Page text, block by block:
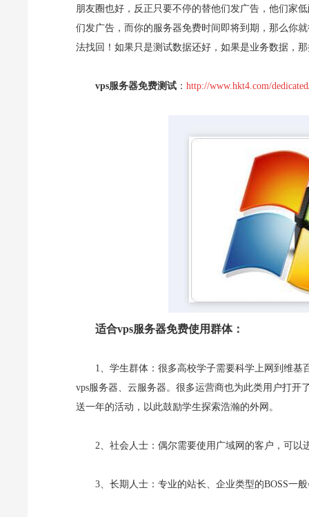
朋友圈也好，反正只要不停的替他们发广告，他们家
们发广告，而你的服务器免费时间即将到期，那么你
法找回！如果只是测试数据还好，如果是业务数据，
vps服务器免费测试 ： http://www.hkt4.com/
适合vps服务器免费使用群体：
1、学生群体：很多高校学子需要科学上网到维
vps服务器、云服务器。很多运营商也为此类用户打
送一年的活动，以此鼓励学生探索浩瀚的外网。
2、社会人士：偶尔需要使用广域网的客户，可以
3、长期人士：专业的站长、企业类型的BOSS一